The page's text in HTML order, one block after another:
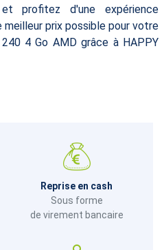
profitez d'une expérience
prix possible pour votre
4 Go AMD grâce à HAPPY
Reprise en cash
Sous forme
de virement bancaire